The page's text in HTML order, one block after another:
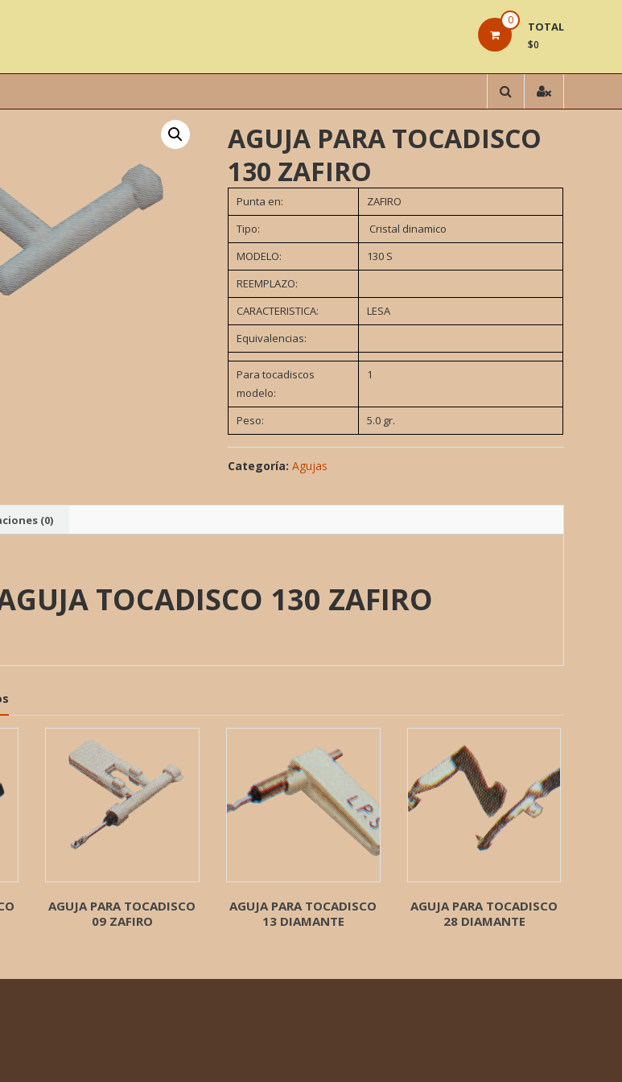
0 TOTAL
$0
AGUJA PARA TOCADISCO
130 ZAFIRO
Punta en:
ZAFIRO
Tipo:
Cristal dinamico
MODELO:
130 S
REEMPLAZO:
CARACTERISTICA:
LESA
Equivalencias:
Para tocadiscos
modelo:
1
Peso: 5.0 gr.
Categoría:Agujas
(0)
TOCADISCO 130 ZAFIRO
AGUJA PARA TOCADISCO
09 ZAFIRO
AGUJA PARA TOCADISCO
13 DIAMANTE
AGUJA PARA TOCADISCO
28 DIAMANTE